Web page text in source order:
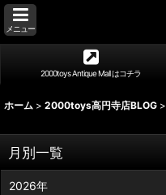
メニュー
2000toys Antique Mall はコチラ
ホーム > 2000toys高円寺店BLOG >
月別一覧
2026年